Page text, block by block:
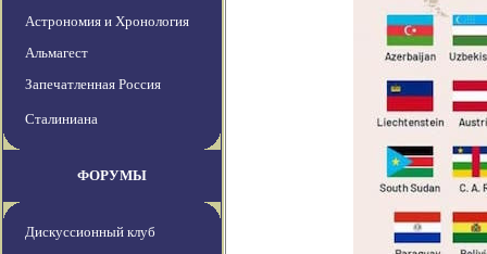
Астрономия и Хронология
Альмагест
Запечатленная Россия
Сталиниана
ФОРУМЫ
Дискуссионный клуб